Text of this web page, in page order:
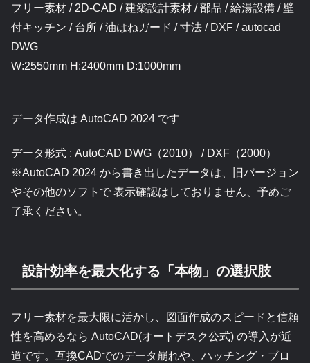
フリー素材 / 2D-CAD / 建築設計素材 / 部品 / 給湯設備 / 壁
付キッチン / 台所 / 油はねガード / 寸法 / DXF / autocad
DWG
W:2550mm H:2400mm D:1000mm
データ作成は AutoCAD 2024 です
データ形式 : AutoCAD DWG（2010） / DXF（2000）
※AutoCAD 2024 から書き出したデータは、旧バージョン
やその他のソフトで 表示確認はしておりません、予めご
了承ください。
設計効率を最大化する「本物」の選択肢
フリー素材を最大限に活かし、図面作成のスピードと信頼
性を高めるなら AutoCAD(オートデスク公式) の導入が近
道です。互換CADでのデータ崩れや、ハッチング・ブロ